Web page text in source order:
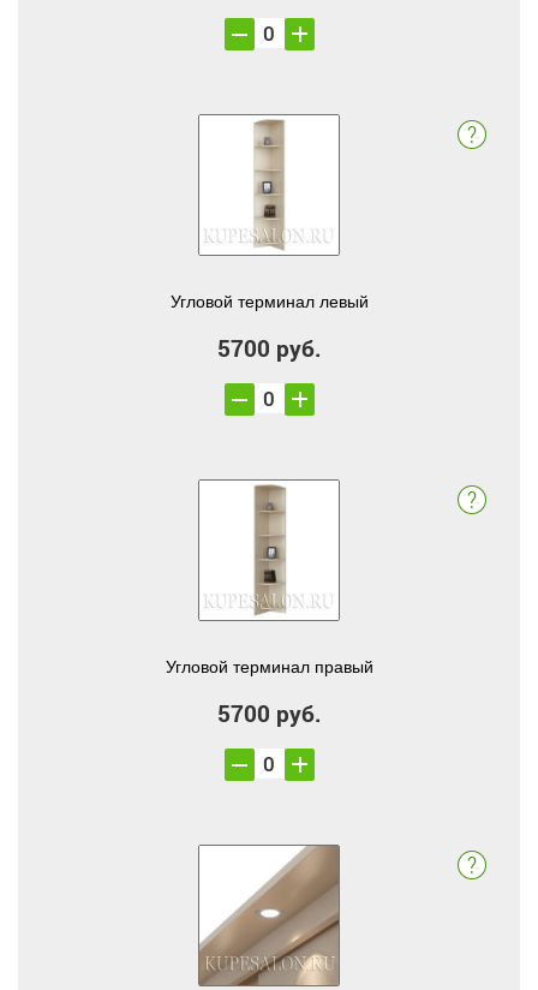
Угловой терминал левый
5700 руб.
Угловой терминал правый
5700 руб.